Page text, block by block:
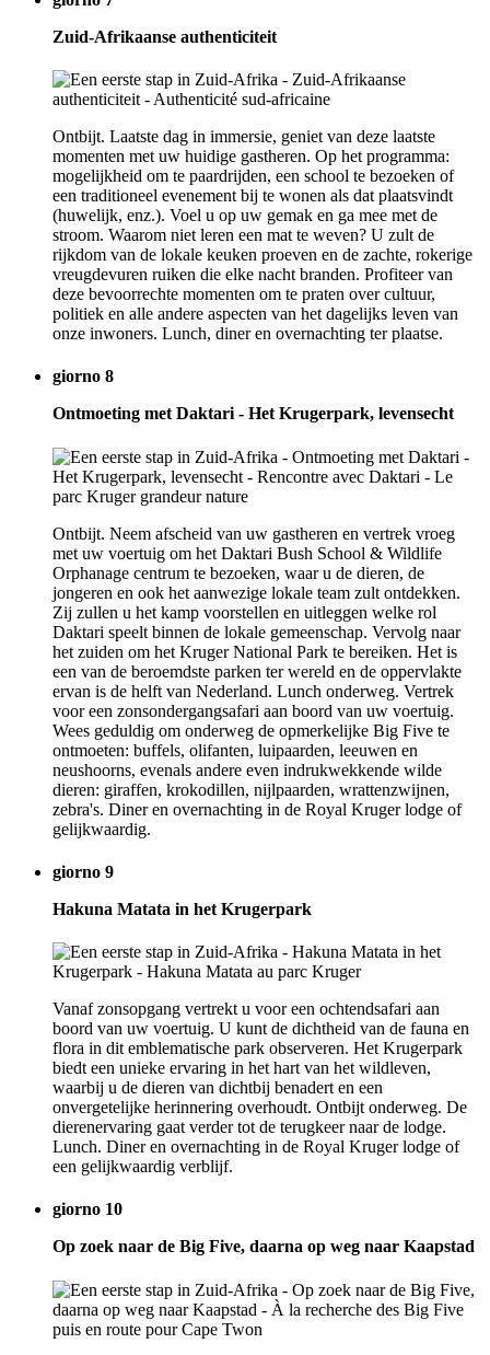
Zuid-Afrikaanse authenticiteit
Ontbijt. Laatste dag in immersie, geniet van deze laatste
momenten met uw huidige gastheren. Op het programma:
mogelijkheid om te paardrijden, een school te bezoeken of
een traditioneel evenement bij te wonen als dat plaatsvindt
(huwelijk, enz.). Voel u op uw gemak en ga mee met de
stroom. Waarom niet leren een mat te weven? U zult de
rijkdom van de lokale keuken proeven en de zachte, rokerige
vreugdevuren ruiken die elke nacht branden. Profiteer van
deze bevoorrechte momenten om te praten over cultuur,
politiek en alle andere aspecten van het dagelijks leven van
onze inwoners. Lunch, diner en overnachting ter plaatse.
giorno 8
Ontmoeting met Daktari - Het Krugerpark, levensecht
Ontbijt. Neem afscheid van uw gastheren en vertrek vroeg
met uw voertuig om het Daktari Bush School & Wildlife
Orphanage centrum te bezoeken, waar u de dieren, de
jongeren en ook het aanwezige lokale team zult ontdekken.
Zij zullen u het kamp voorstellen en uitleggen welke rol
Daktari speelt binnen de lokale gemeenschap. Vervolg naar
het zuiden om het Kruger National Park te bereiken. Het is
een van de beroemdste parken ter wereld en de oppervlakte
ervan is de helft van Nederland. Lunch onderweg. Vertrek
voor een zonsondergangsafari aan boord van uw voertuig.
Wees geduldig om onderweg de opmerkelijke Big Five te
ontmoeten: buffels, olifanten, luipaarden, leeuwen en
neushoorns, evenals andere even indrukwekkende wilde
dieren: giraffen, krokodillen, nijlpaarden, wrattenzwijnen,
zebra's. Diner en overnachting in de Royal Kruger lodge of
gelijkwaardig.
giorno 9
Hakuna Matata in het Krugerpark
Vanaf zonsopgang vertrekt u voor een ochtendsafari aan
boord van uw voertuig. U kunt de dichtheid van de fauna en
flora in dit emblematische park observeren. Het Krugerpark
biedt een unieke ervaring in het hart van het wildleven,
waarbij u de dieren van dichtbij benadert en een
onvergetelijke herinnering overhoudt. Ontbijt onderweg. De
dierenervaring gaat verder tot de terugkeer naar de lodge.
Lunch. Diner en overnachting in de Royal Kruger lodge of
een gelijkwaardig verblijf.
giorno 10
Op zoek naar de Big Five, daarna op weg naar Kaapstad